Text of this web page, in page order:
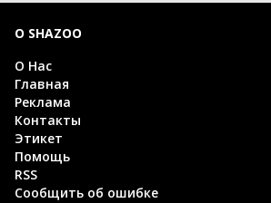
О SHAZOO
О Нас
Главная
Реклама
Контакты
Этикет
Помощь
RSS
Сообщить об ошибке